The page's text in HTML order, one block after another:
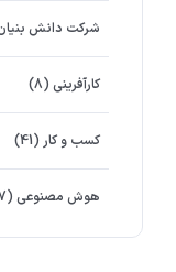
شرکت دانش
کارآفرینی (8)
کسب و کار (41)
هوش مصنوعی (7)